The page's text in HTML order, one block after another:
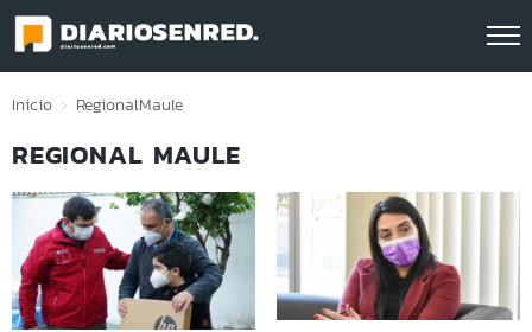
Click acá para ir directamente al contenido
Inicio RegionalMaule
REGIONAL MAULE